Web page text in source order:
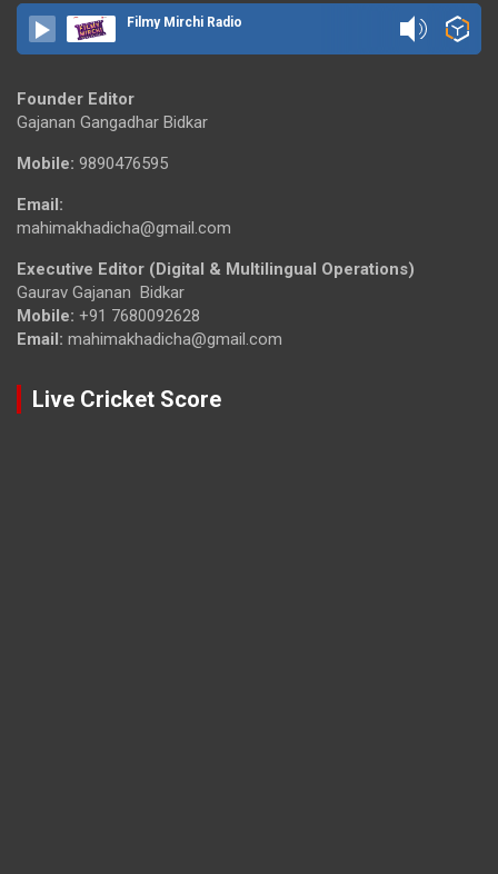
Filmy Mirchi Radio
Founder Editor
Gajanan Gangadhar Bidkar
Mobile: 9890476595
Email:
mahimakhadicha@gmail.com
Executive Editor (Digital & Multilingual Operations)
Gaurav Gajanan Bidkar
Mobile: +91 7680092628
Email: mahimakhadicha@gmail.com
Live Cricket Score